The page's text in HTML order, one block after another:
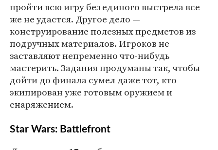
пройти всю игру без единого выстрела все
же не удастся. Другое дело —
конструирование полезных предметов из
подручных материалов. Игроков не
заставляют непременно что-нибудь
мастерить. Задания продуманы так, чтобы
дойти до финала сумел даже тот, кто
экипирован уже готовым оружием и
снаряжением.
Star Wars: Battlefront